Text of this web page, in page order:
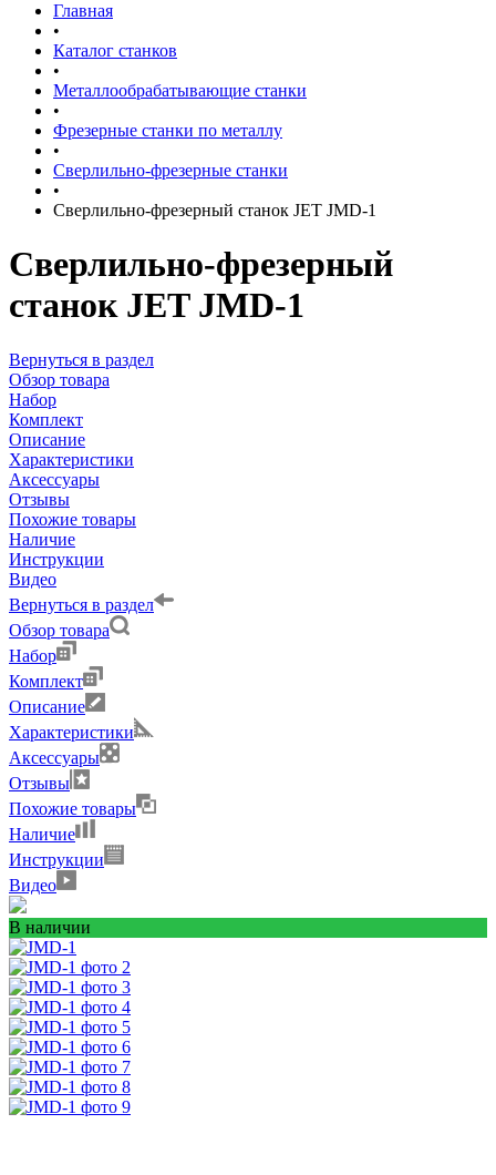
Главная
•
Каталог станков
•
Металлообрабатывающие станки
•
Фрезерные станки по металлу
•
Сверлильно-фрезерные станки
•
Сверлильно-фрезерный станок JET JMD-1
Сверлильно-фрезерный
станок JET JMD-1
Вернуться в раздел
Обзор товара
Набор
Комплект
Описание
Характеристики
Аксессуары
Отзывы
Похожие товары
Наличие
Инструкции
Видео
Вернуться в раздел
Обзор товара
Набор
Комплект
Описание
Характеристики
Аксессуары
Отзывы
Похожие товары
Наличие
Инструкции
Видео
В наличии